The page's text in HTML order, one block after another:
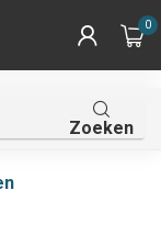
0
Zoeken